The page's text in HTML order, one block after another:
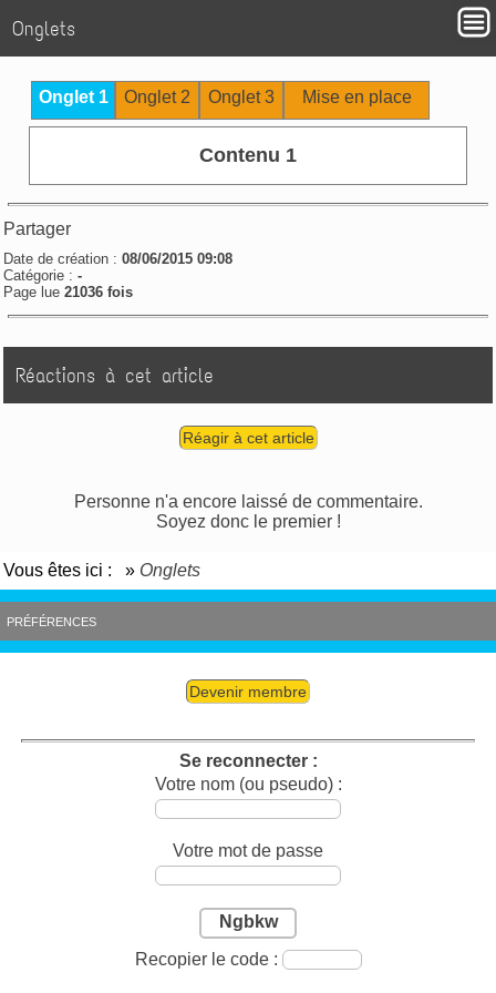
Onglets
Onglet 1 Onglet 2 Onglet 3 Mise en place
Contenu 1
Partager
Date de création :08/06/2015 09:08
Catégorie :-
Page lue21036 fois
Réactions à cet article
Réagir à cet article
Personne n'a encore laissé de commentaire.
Soyez donc le premier !
Vous êtes ici : » Onglets
PRÉFÉRENCES
Devenir membre
Se reconnecter :
Votre nom (ou pseudo) :
Votre mot de passe
Ngbkw
Recopier le code :